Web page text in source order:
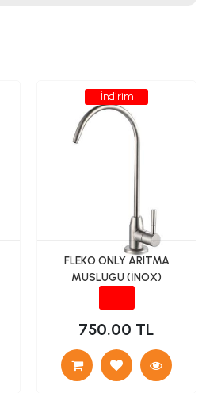
İndirim
FLEKO ONLY ARITMA
MUSLUGU (İNOX)
750.00 TL